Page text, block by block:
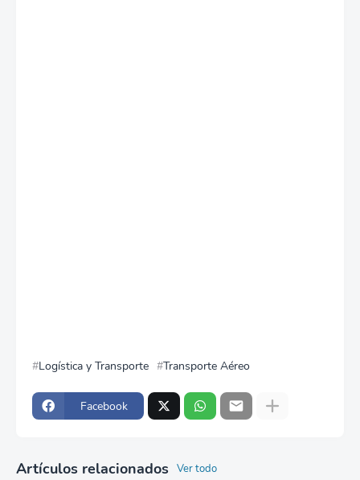
Logística y Transporte Transporte Aéreo
Facebook
Artículos relacionados Ver todo